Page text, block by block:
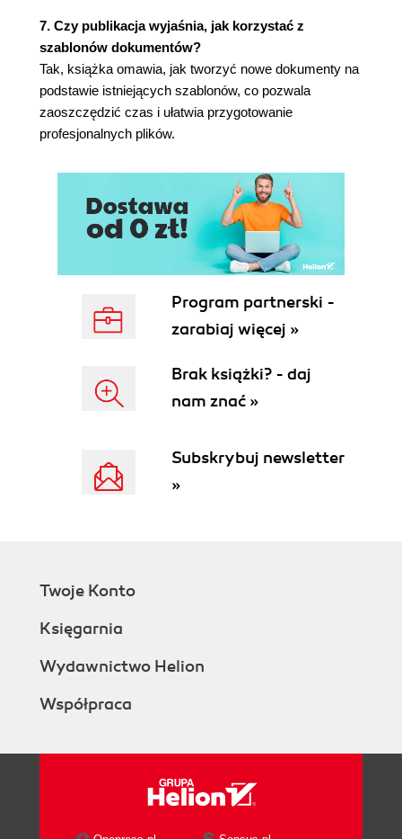
7. Czy publikacja wyjaśnia, jak korzystać z
szablonów dokumentów?
Tak, książka omawia, jak tworzyć nowe dokumenty na
podstawie istniejących szablonów, co pozwala
zaoszczędzić czas i ułatwia przygotowanie
profesjonalnych plików.
Program partnerski -
zarabiaj więcej »
Brak książki? - daj
nam znać »
Subskrybuj newsletter
»
Twoje Konto
Księgarnia
Wydawnictwo Helion
Współpraca